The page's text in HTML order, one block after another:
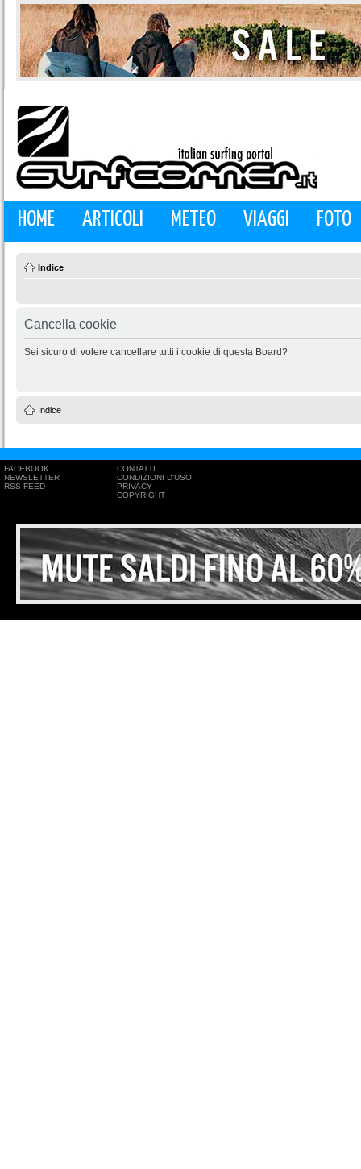
HOME ARTICOLI METEO VIAGGI FOTO
Indice
Cancella cookie
Sei sicuro di volere cancellare tutti i cookie di questa Board?
Indice
FACEBOOK
NEWSLETTER
RSS FEED
CONTATTI
CONDIZIONI D'USO
PRIVACY
COPYRIGHT